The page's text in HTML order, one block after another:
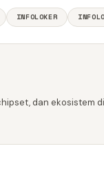
INFOLOKER
dan ekosistem